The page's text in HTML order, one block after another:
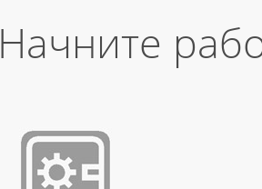
Начните